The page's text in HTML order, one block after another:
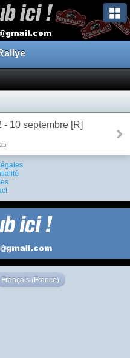
10 septembre [R]
Français (France)